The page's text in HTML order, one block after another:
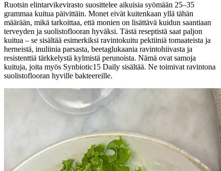
Ruotsin elintarvikevirasto suosittelee aikuisia syömään 25–35
grammaa kuitua päivittäin. Monet eivät kuitenkaan yllä tähän
määrään, mikä tarkoittaa, että monien on lisättävä kuidun saantiaan
terveyden ja suolistoflooran hyväksi. Tästä reseptistä saat paljon
kuitua – se sisältää esimerkiksi ravintokuitu pektiiniä tomaateista ja
herneistä, inuliinia parsasta, beetaglukaania ravintohiivasta ja
resistenttiä tärkkelystä kylmistä perunoista. Nämä ovat samoja
kuituja, joita myös Synbiotic15 Daily sisältää. Ne toimivat ravintona
suolistoflooran hyville bakteereille.